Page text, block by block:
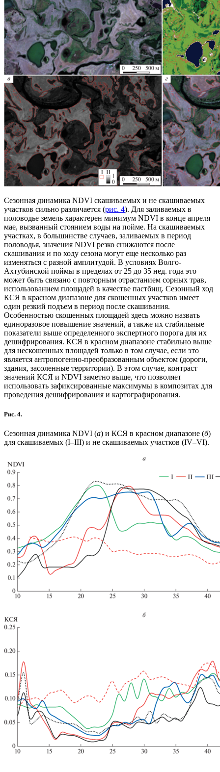
Сезонная динамика NDVI скашиваемых и не скашиваемых
участков сильно различается (рис. 4). Для заливаемых в
половодье земель характерен минимум NDVI в конце апреля–
мае, вызванный стоянием воды на пойме. На скашиваемых
участках, в большинстве случаев, заливаемых в период
половодья, значения NDVI резко снижаются после
скашивания и по ходу сезона могут еще несколько раз
изменяться с разной амплитудой. В условиях Волго-
Ахтубинской поймы в пределах от 25 до 35 нед. года это
может быть связано с повторным отрастанием сорных трав,
использованием площадей в качестве пастбищ. Сезонный ход
КСЯ в красном диапазоне для скошенных участков имеет
один резкий подъем в период после скашивания.
Особенностью скошенных площадей здесь можно назвать
единоразовое повышение значений, а также их стабильные
показатели выше определенного экспертного порога для их
дешифрирования. КСЯ в красном диапазоне стабильно выше
для нескошенных площадей только в том случае, если это
является антропогенно-преобразованным объектом (дороги,
здания, засоленные территории). В этом случае, контраст
значений КСЯ и NDVI заметно выше, что позволяет
использовать зафиксированные максимумы в композитах для
проведения дешифрирования и картографирования.
Рис. 4.
Сезонная динамика NDVI (а) и КСЯ в красном диапазоне (б)
для скашиваемых (I–III) и не скашиваемых участков (IV–VI).